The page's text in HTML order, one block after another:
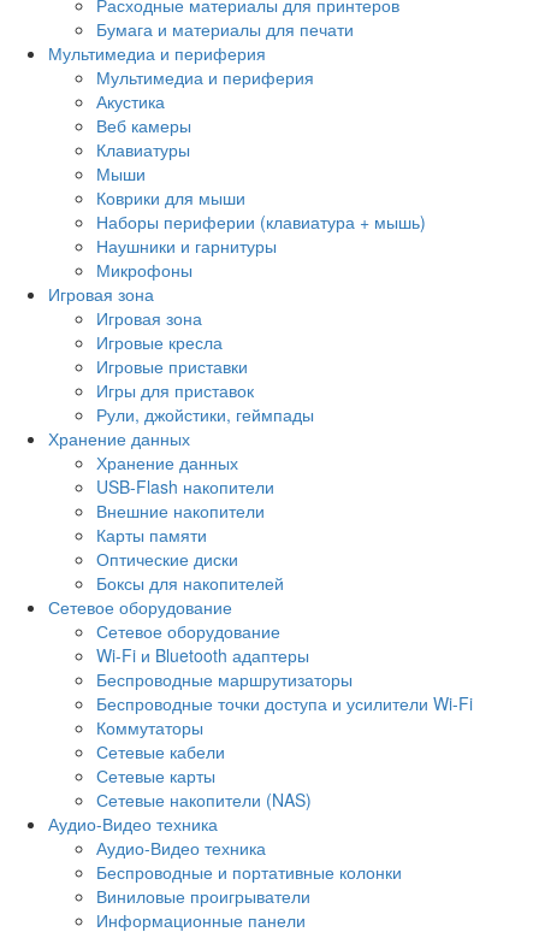
Бумага и материалы для печати
Мультимедиа и периферия
Мультимедиа и периферия
Акустика
Веб камеры
Клавиатуры
Мыши
Коврики для мыши
Наборы периферии (клавиатура + мышь)
Наушники и гарнитуры
Микрофоны
Игровая зона
Игровая зона
Игровые кресла
Игровые приставки
Игры для приставок
Рули, джойстики, геймпады
Хранение данных
Хранение данных
USB-Flash накопители
Внешние накопители
Карты памяти
Оптические диски
Боксы для накопителей
Сетевое оборудование
Сетевое оборудование
Wi-Fi и Bluetooth адаптеры
Беспроводные маршрутизаторы
Беспроводные точки доступа и усилители Wi-Fi
Коммутаторы
Сетевые кабели
Сетевые карты
Сетевые накопители (NAS)
Аудио-Видео техника
Аудио-Видео техника
Беспроводные и портативные колонки
Виниловые проигрыватели
Информационные панели